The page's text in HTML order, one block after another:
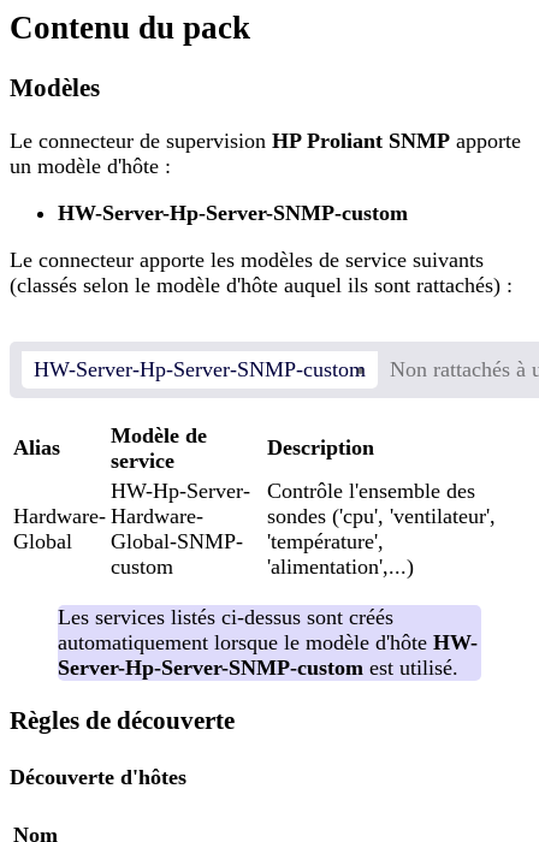
Contenu du pack
Modèles
Le connecteur de supervision HP Proliant SNMP apporte
un modèle d'hôte :
HW-Server-Hp-Server-SNMP-custom
Le connecteur apporte les modèles de service suivants
(classés selon le modèle d'hôte auquel ils sont rattachés) :
HW-Server-Hp-Server-SNMP-custom Non rattachés à
Alias
Modèle de
service
Description
Hardware-
Global
HW-Hp-Server-
Hardware-
Global-SNMP-
custom
Contrôle l'ensemble des
sondes ('cpu', 'ventilateur',
'température',
'alimentation',...)
Les services listés ci-dessus sont créés
automatiquement lorsque le modèle d'hôte HW-
Server-Hp-Server-SNMP-custom est utilisé.
Règles de découverte
Découverte d'hôtes
Nom